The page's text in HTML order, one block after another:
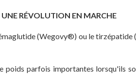
RÉVOLUTION EN MARCHE
(Wegovy®) ou le
parfois importantes lorsqu'ils